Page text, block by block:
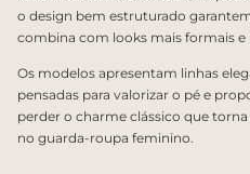
o design bem estruturado
combina com looks mais formais e
Os modelos apresentam linhas
pensadas para valorizar o pé e
perder o charme clássico que
no guarda-roupa feminino.